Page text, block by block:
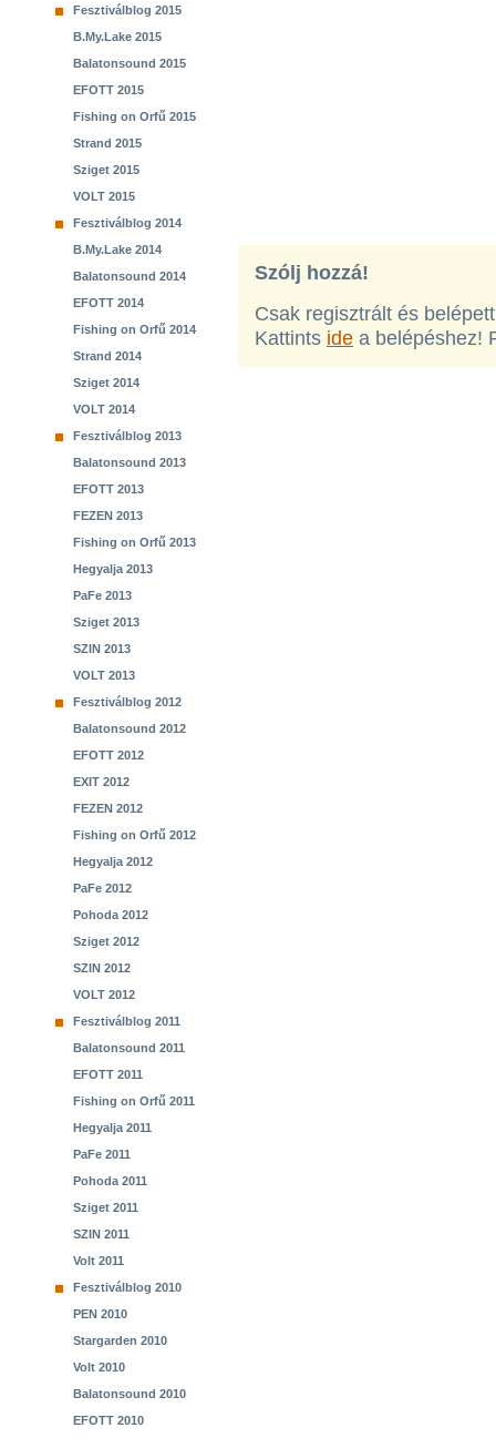
Fesztiválblog 2015
B.My.Lake 2015
Balatonsound 2015
EFOTT 2015
Fishing on Orfű 2015
Strand 2015
Sziget 2015
VOLT 2015
Fesztiválblog 2014
B.My.Lake 2014
Balatonsound 2014
EFOTT 2014
Fishing on Orfű 2014
Strand 2014
Sziget 2014
VOLT 2014
Fesztiválblog 2013
Balatonsound 2013
EFOTT 2013
FEZEN 2013
Fishing on Orfű 2013
Hegyalja 2013
PaFe 2013
Sziget 2013
SZIN 2013
VOLT 2013
Fesztiválblog 2012
Balatonsound 2012
EFOTT 2012
EXIT 2012
FEZEN 2012
Fishing on Orfű 2012
Hegyalja 2012
PaFe 2012
Pohoda 2012
Sziget 2012
SZIN 2012
VOLT 2012
Fesztiválblog 2011
Balatonsound 2011
EFOTT 2011
Fishing on Orfű 2011
Hegyalja 2011
PaFe 2011
Pohoda 2011
Sziget 2011
SZIN 2011
Volt 2011
Fesztiválblog 2010
PEN 2010
Stargarden 2010
Volt 2010
Balatonsound 2010
EFOTT 2010
Szólj hozzá!
Csak regisztrált és
Kattints ide a belépéshez!